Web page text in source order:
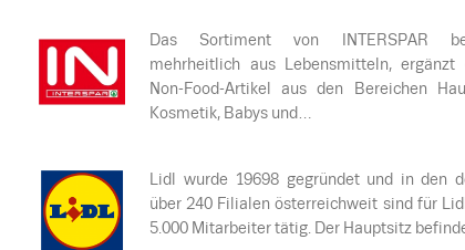
Das Sortiment von INTERSPAR
mehrheitlich aus Lebensmitteln, ergänzt
Non-Food-Artikel aus den Bereichen
Kosmetik, Babys und…
Lidl wurde 19698 gegründet und in den
über 240 Filialen österreichweit sind für
5.000 Mitarbeiter tätig. Der Hauptsitz